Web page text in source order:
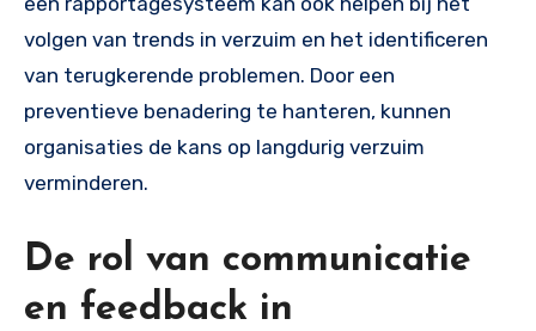
volgen van trends in verzuim en het identificeren
van terugkerende problemen. Door een
preventieve benadering te hanteren, kunnen
organisaties de kans op langdurig verzuim
verminderen.
De rol van communicatie
en feedback in